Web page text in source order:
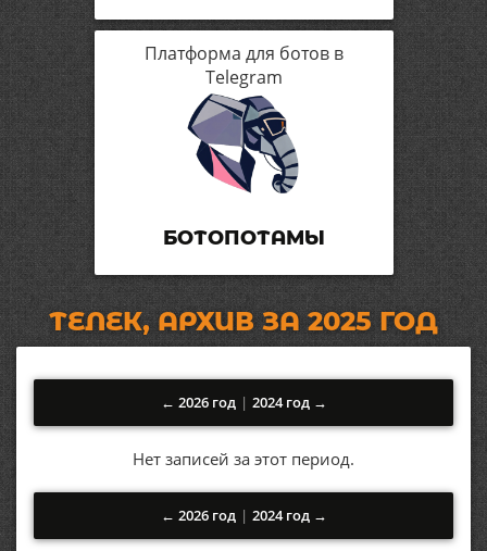
Платформа для ботов в
Telegram
БОТОПОТАМЫ
ТЕЛЕК, АРХИВ ЗА 2025 ГОД
← 2026 год | 2024 год →
Нет записей за этот период.
← 2026 год | 2024 год →